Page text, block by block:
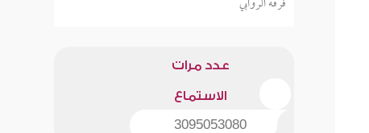
عدد مرات
الاستماع
3095053080